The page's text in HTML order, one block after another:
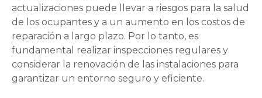
actualizaciones puede llevar a riesgos para la salud
de los ocupantes y a un aumento en los costos de
reparación a largo plazo. Por lo tanto, es
fundamental realizar inspecciones regulares y
considerar la renovación de las instalaciones para
garantizar un entorno seguro y eficiente.